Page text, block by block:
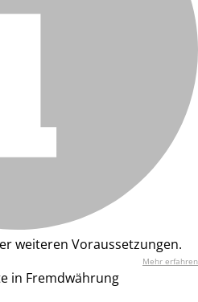
weiteren Voraussetzungen.
Mehr erfahren
in Fremdwährung